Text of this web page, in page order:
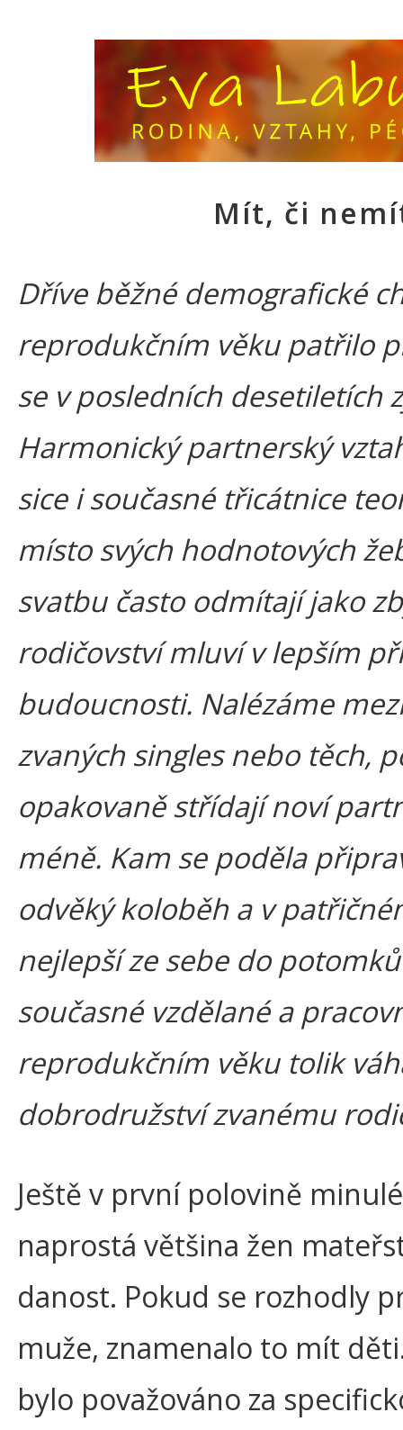
Mít, či
Dříve běžné demografické
reprodukčním věku patřilo
se v posledních desetiletích
Harmonický partnerský
sice i současné třicátnice
místo svých hodnotových
svatbu často odmítají jako
rodičovství mluví v lepším
budoucnosti. Nalézáme
zvaných singles nebo těch,
opakovaně střídají noví
méně. Kam se poděla
odvěký koloběh a v
nejlepší ze sebe do
současné vzdělané a
reprodukčním věku tolik
dobrodružství zvanému
Ještě v první polovině
naprostá většina žen
danost. Pokud se rozhodly
muže, znamenalo to mít
bylo považováno za